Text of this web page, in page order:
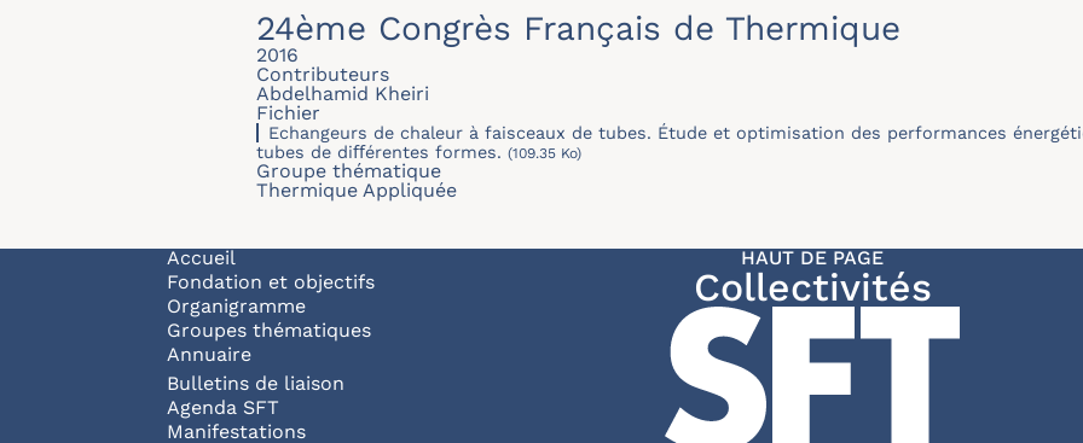
24ème Congrès Français de Thermique
2016
Contributeurs
Abdelhamid Kheiri
Fichier
Echangeurs de chaleur à faisceaux de tubes. Étude et optimisation des performances
tubes de diﬀérentes formes. (109.35 Ko)
Groupe thématique
Thermique Appliquée
Navigation principale
Accueil
Fondation et objectifs
Organigramme
Groupes thématiques
Annuaire
Bulletins de liaison
Agenda SFT
Manifestations
HAUT DE PAGE
Collectivités